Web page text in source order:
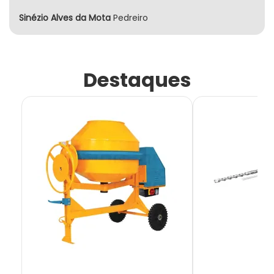
Sinézio Alves da Mota Pedreiro
Destaques